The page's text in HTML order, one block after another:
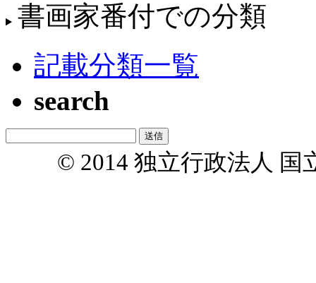
書画家番付での分類
記載分類一覧
search
© 2014 独立行政法人 国